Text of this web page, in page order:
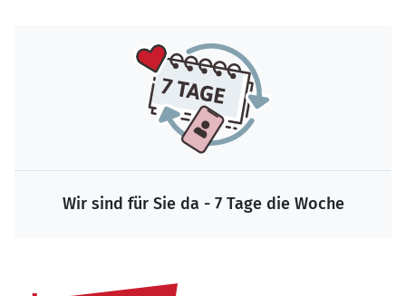
Wir sind für Sie da - 7 Tage die Woche